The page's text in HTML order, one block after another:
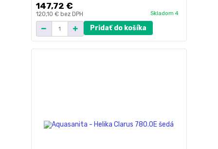
147,72 €
120,10 € bez DPH Skladom 4
Pridať do košíka